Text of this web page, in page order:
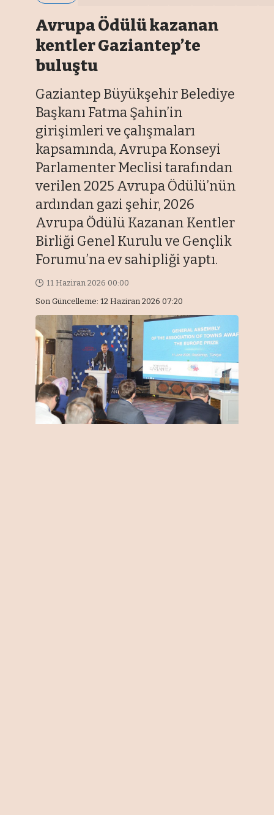
Avrupa Ödülü kazanan
kentler Gaziantep’te
buluştu
Gaziantep Büyükşehir Belediye
Başkanı Fatma Şahin’in
girişimleri ve çalışmaları
kapsamında, Avrupa Konseyi
Parlamenter Meclisi tarafından
verilen 2025 Avrupa Ödülü’nün
ardından gazi şehir, 2026
Avrupa Ödülü Kazanan Kentler
Birliği Genel Kurulu ve Gençlik
Forumu’na ev sahipliği yaptı.
Son Güncelleme: 12 Haziran 2026 07:20
11 Haziran 2026 00:00